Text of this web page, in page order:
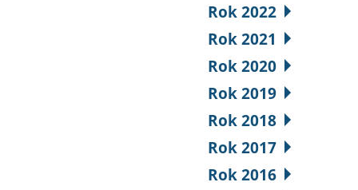
Rok 2022
Rok 2021
Rok 2020
Rok 2019
Rok 2018
Rok 2017
Rok 2016